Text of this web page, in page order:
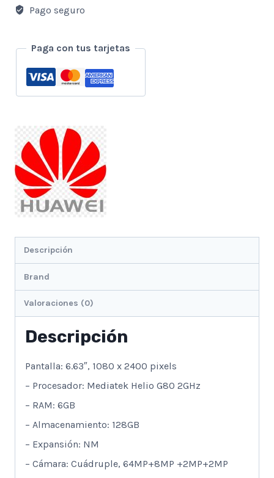
6.63"
L23dx
6gb
128gb
cantidad
Pago seguro
Paga con tus tarjetas
Descripción
Brand
Valoraciones (0)
Descripción
Pantalla: 6.63″, 1080 x 2400 pixels
– Procesador: Mediatek Helio G80 2GHz
– RAM: 6GB
– Almacenamiento: 128GB
– Expansión: NM
– Cámara: Cuádruple, 64MP+8MP +2MP+2MP